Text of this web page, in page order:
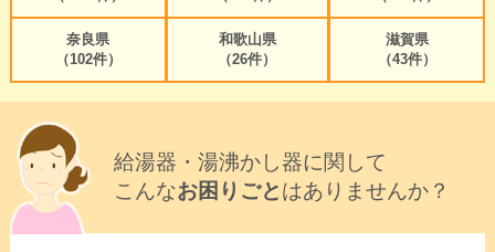
奈良県
（102件）
和歌山県
（26件）
滋賀県
（43件）
給湯器・湯沸かし器に関して
こんなお困りごとはありませんか？